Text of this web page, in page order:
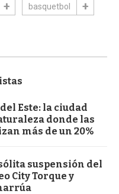
basquetbol
Este: la ciudad
donde las
más de un 20%
suspensión del
City Torque y